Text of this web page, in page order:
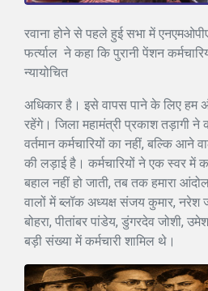
रवाना होने से पहले हुई सभा में
फर्त्याल ने कहा कि पुरानी पेंशन
न्यायोचित
अधिकार है। इसे वापस पाने के लिए हम
रहेंगे। जिला महामंत्री प्रकाश तड़ागी
वर्तमान कर्मचारियों का नहीं, बल्कि आने
की लड़ाई है। कर्मचारियों ने एक स्वर में
बहाल नहीं हो जाती, तब तक हमारा
वालों में ब्लॉक अध्यक्ष संजय कुमार, नरेश
बोहरा, पीतांबर पांडेय, डुंगरदेव जोशी,
बड़ी संख्या में कर्मचारी शामिल थे।